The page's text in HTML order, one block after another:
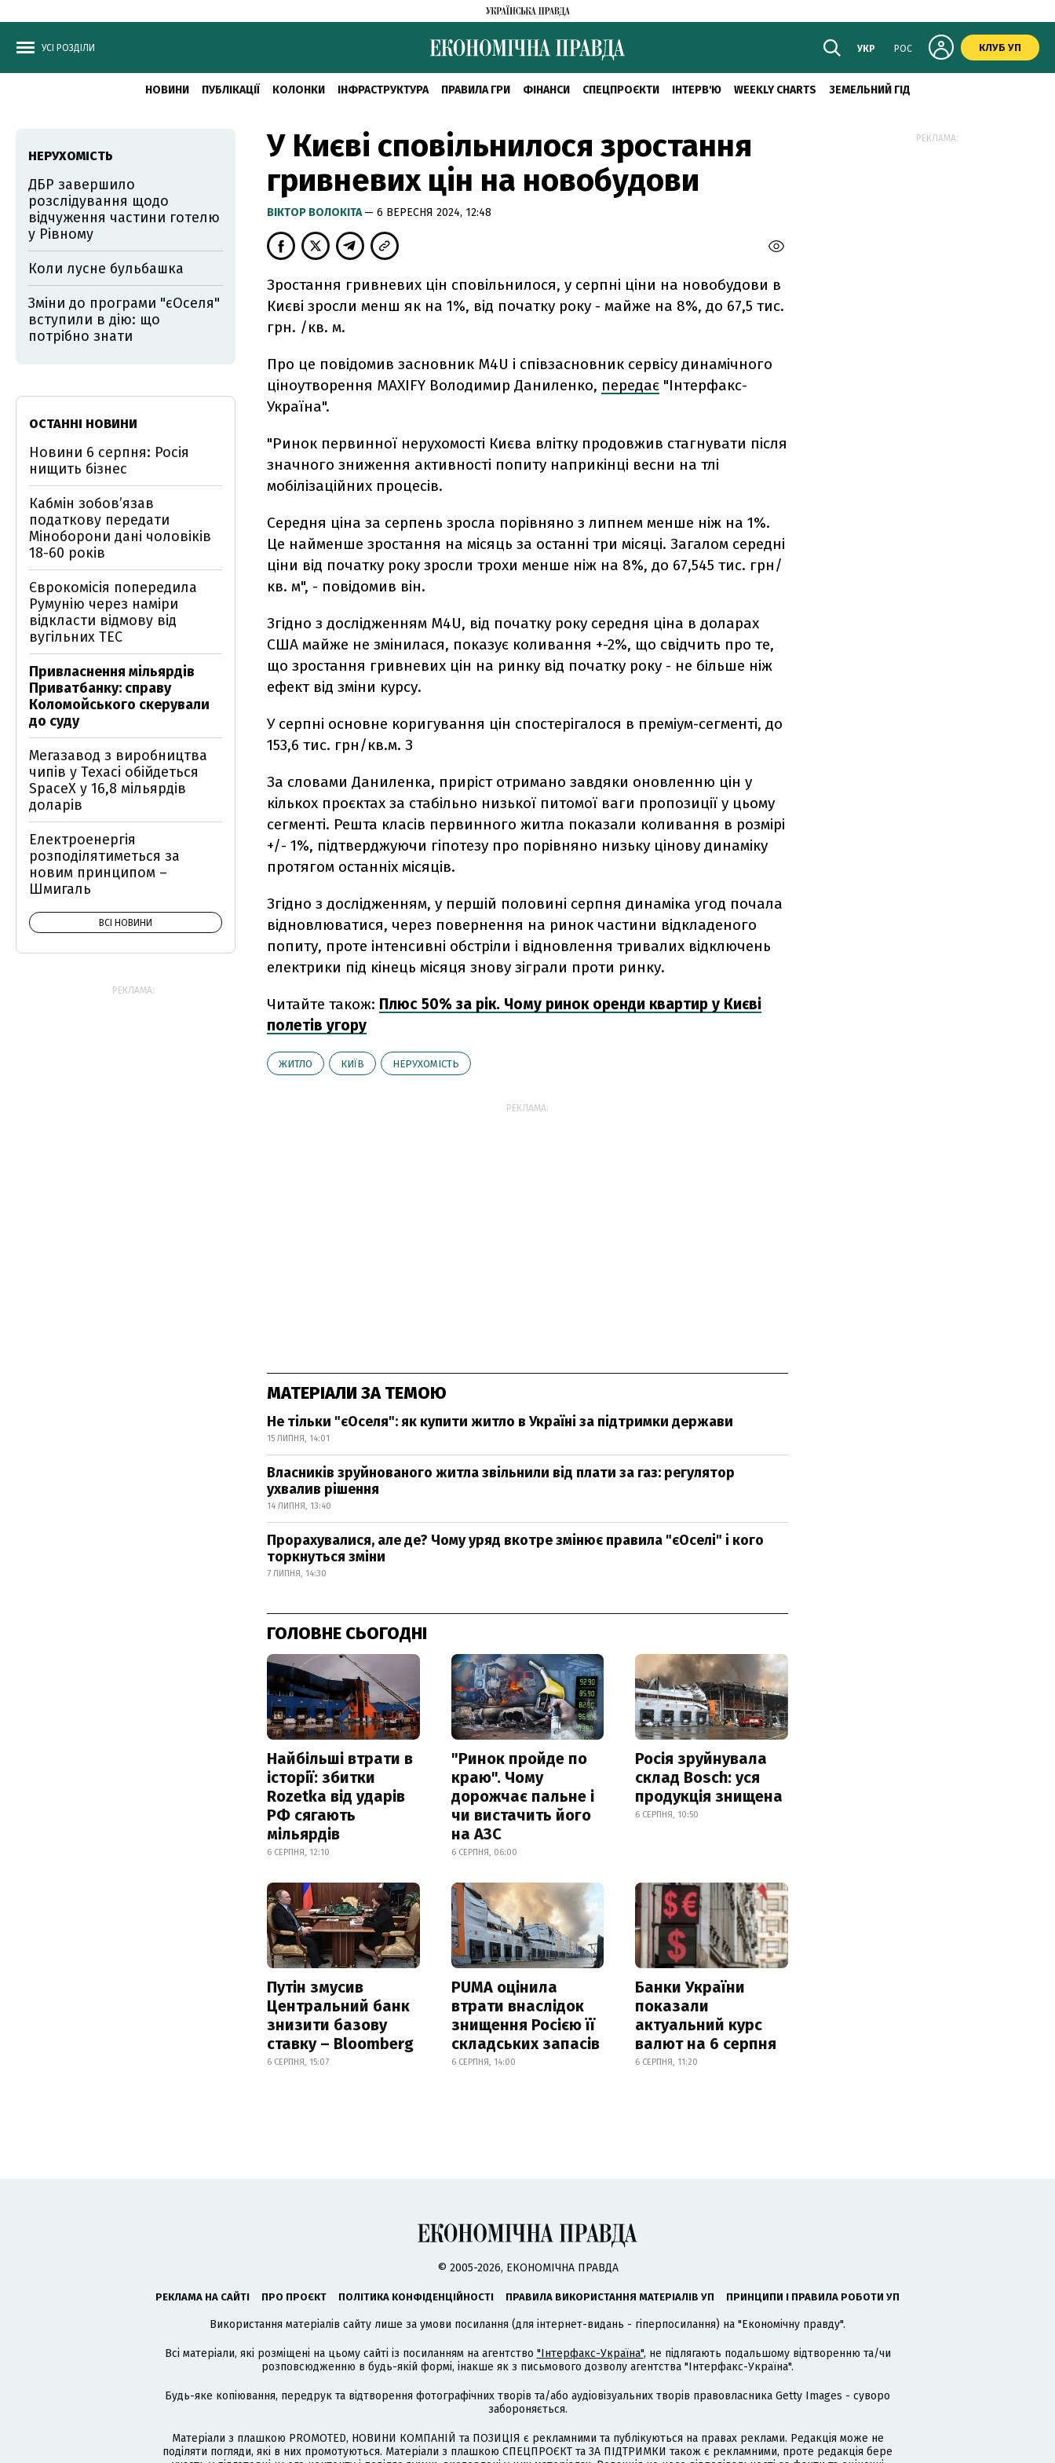
УСІ РОЗДІЛИ УКР РОС КЛУБ УП
НОВИНИ ПУБЛІКАЦІЇ КОЛОНКИ ІНФРАСТРУКТУРА ПРАВИЛА ГРИ ФІНАНСИ СПЕЦПРОЄКТИ ІНТЕРВ'Ю WEEKLY CHARTS ЗЕМЕЛЬНИЙ ГІД
У Києві сповільнилося зростання
гривневих цін на новобудови
ВІКТОР ВОЛОКІТА— 6 ВЕРЕСНЯ 2024, 12:48
Зростання гривневих цін сповільнилося, у серпні ціни на новобудови в
Києві зросли менш як на 1%, від початку року - майже на 8%, до 67,5 тис.
грн. /кв. м.
Про це повідомив засновник M4U і співзасновник сервісу динамічного
ціноутворення MAXIFY Володимир Даниленко, передає "Інтерфакс-
Україна".
"Ринок первинної нерухомості Києва влітку продовжив стагнувати після
значного зниження активності попиту наприкінці весни на тлі
мобілізаційних процесів.
Середня ціна за серпень зросла порівняно з липнем менше ніж на 1%.
Це найменше зростання на місяць за останні три місяці. Загалом середні
ціни від початку року зросли трохи менше ніж на 8%, до 67,545 тис. грн/
кв. м", - повідомив він.
Згідно з дослідженням M4U, від початку року середня ціна в доларах
США майже не змінилася, показує коливання +-2%, що свідчить про те,
що зростання гривневих цін на ринку від початку року - не більше ніж
ефект від зміни курсу.
У серпні основне коригування цін спостерігалося в преміум-сегменті, до
153,6 тис. грн/кв.м. З
За словами Даниленка, приріст отримано завдяки оновленню цін у
кількох проєктах за стабільно низької питомої ваги пропозиції у цьому
сегменті. Решта класів первинного житла показали коливання в розмірі
+/- 1%, підтверджуючи гіпотезу про порівняно низьку цінову динаміку
протягом останніх місяців.
Згідно з дослідженням, у першій половині серпня динаміка угод почала
відновлюватися, через повернення на ринок частини відкладеного
попиту, проте інтенсивні обстріли і відновлення тривалих відключень
електрики під кінець місяця знову зіграли проти ринку.
Читайте також: Плюс 50% за рік. Чому ринок оренди квартир у Києві
полетів угору
ЖИТЛО КИЇВ НЕРУХОМІСТЬ
РЕКЛАМА:
МАТЕРІАЛИ ЗА ТЕМОЮ
Не тільки "єОселя": як купити житло в Україні за підтримки держави
15 ЛИПНЯ, 14:01
Власників зруйнованого житла звільнили від плати за газ: регулятор
ухвалив рішення
14 ЛИПНЯ, 13:40
Прорахувалися, але де? Чому уряд вкотре змінює правила "єОселі" і кого
торкнуться зміни
7 ЛИПНЯ, 14:30
ГОЛОВНЕ СЬОГОДНІ
Найбільші втрати в
історії: збитки
Rozetka від ударів
РФ сягають
мільярдів
6 СЕРПНЯ, 12:10
"Ринок пройде по
краю". Чому
дорожчає пальне і
чи вистачить його
на АЗС
6 СЕРПНЯ, 06:00
Росія зруйнувала
склад Bosch: уся
продукція знищена
6 СЕРПНЯ, 10:50
Путін змусив
Центральний банк
знизити базову
ставку – Bloomberg
6 СЕРПНЯ, 15:07
PUMA оцінила
втрати внаслідок
знищення Росією її
складських запасів
6 СЕРПНЯ, 14:00
Банки України
показали
актуальний курс
валют на 6 серпня
6 СЕРПНЯ, 11:20
НЕРУХОМІСТЬ
ДБР завершило
розслідування щодо
відчуження частини готелю
у Рівному
Коли лусне бульбашка
Зміни до програми "єОселя"
вступили в дію: що
потрібно знати
ОСТАННІ НОВИНИ
Новини 6 серпня: Росія
нищить бізнес
Кабмін зобовʼязав
податкову передати
Міноборони дані чоловіків
18-60 років
Єврокомісія попередила
Румунію через наміри
відкласти відмову від
вугільних ТЕС
Привласнення мільярдів
Приватбанку: справу
Коломойського скерували
до суду
Мегазавод з виробництва
чипів у Техасі обійдеться
SpaceX у 16,8 мільярдів
доларів
Електроенергія
розподілятиметься за
новим принципом –
Шмигаль
ВСІ НОВИНИ
РЕКЛАМА:
РЕКЛАМА:
© 2005-2026, ЕКОНОМІЧНА ПРАВДА
РЕКЛАМА НА САЙТІ ПРО ПРОЄКТ ПОЛІТИКА КОНФІДЕНЦІЙНОСТІ ПРАВИЛА ВИКОРИСТАННЯ МАТЕРІАЛІВ УП ПРИНЦИПИ І ПРАВИЛА РОБОТИ УП
Використання матеріалів сайту лише за умови посилання (для інтернет-видань - гіперпосилання) на "Економічну правду".
Всі матеріали, які розміщені на цьому сайті із посиланням на агентство "Інтерфакс-Україна", не підлягають подальшому відтворенню та/чи
розповсюдженню в будь-якій формі, інакше як з письмового дозволу агентства "Інтерфакс-Україна".
Будь-яке копіювання, передрук та відтворення фотографічних творів та/або аудіовізуальних творів правовласника Getty Images - суворо
забороняється.
Матеріали з плашкою PROMOTED, НОВИНИ КОМПАНІЙ та ПОЗИЦІЯ є рекламними та публікуються на правах реклами. Редакція може не
поділяти погляди, які в них промотуються. Матеріали з плашкою СПЕЦПРОЄКТ та ЗА ПІДТРИМКИ також є рекламними, проте редакція бере